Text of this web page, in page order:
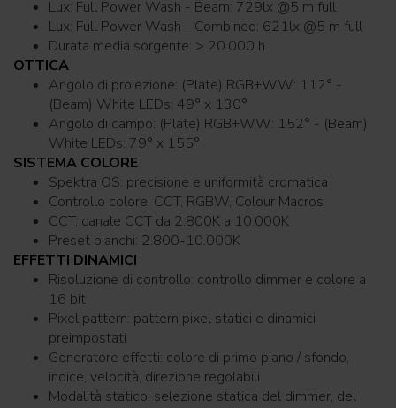
Lux: Full Power Wash - Beam: 729lx @5 m full
Lux: Full Power Wash - Combined: 621lx @5 m full
Durata media sorgente: > 20.000 h
OTTICA
Angolo di proiezione: (Plate) RGB+WW: 112° -
(Beam) White LEDs: 49° x 130°
Angolo di campo: (Plate) RGB+WW: 152° - (Beam)
White LEDs: 79° x 155°
SISTEMA COLORE
Spektra OS: precisione e uniformità cromatica
Controllo colore: CCT, RGBW, Colour Macros
CCT: canale CCT da 2.800K a 10.000K
Preset bianchi: 2.800-10.000K
EFFETTI DINAMICI
Risoluzione di controllo: controllo dimmer e colore a
16 bit
Pixel pattern: pattern pixel statici e dinamici
preimpostati
Generatore effetti: colore di primo piano / sfondo,
indice, velocità, direzione regolabili
Modalità statico: selezione statica del dimmer, del